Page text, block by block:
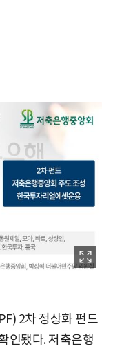
2차 정상화 펀드
인됐다. 저축은행